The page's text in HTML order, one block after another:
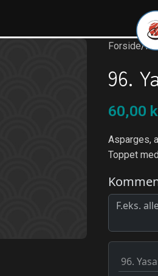
Forside/
96.
60,00
Asparges,
Toppet